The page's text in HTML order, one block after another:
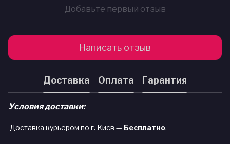
Добавьте первый отзыв
Написать отзыв
Доставка Оплата Гарантия
Условия доставки:
Доставка курьером по г. Києв — Бесплатно.